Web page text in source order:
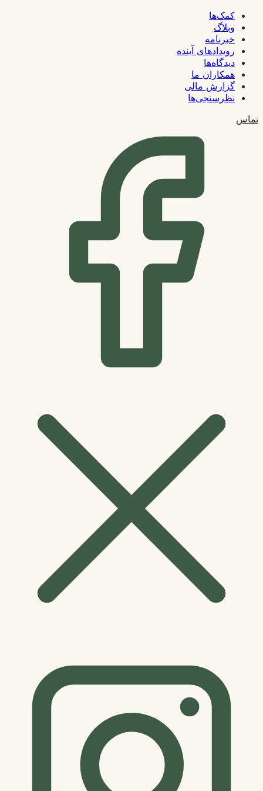
کمک‌ها
وبلاگ
خبرنامه
رویدادهای آینده
دیدگاه‌ها
همکاران ما
گزارش مالی
نظرسنجی‌ها
تماس